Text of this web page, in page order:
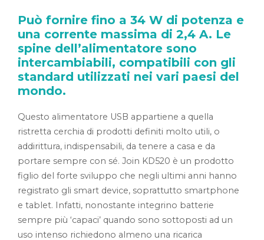
Può fornire fino a 34 W di potenza e
una corrente massima di 2,4 A. Le
spine dell’alimentatore sono
intercambiabili, compatibili con gli
standard utilizzati nei vari paesi del
mondo.
Questo alimentatore USB appartiene a quella
ristretta cerchia di prodotti definiti molto utili, o
addirittura, indispensabili, da tenere a casa e da
portare sempre con sé. Join KD520 è un prodotto
figlio del forte sviluppo che negli ultimi anni hanno
registrato gli smart device, soprattutto smartphone
e tablet. Infatti, nonostante integrino batterie
sempre più ‘capaci’ quando sono sottoposti ad un
uso intenso richiedono almeno una ricarica